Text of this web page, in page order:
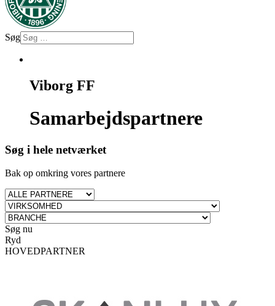
Søg
Viborg FF
Samarbejdspartnere
Søg i hele netværket
Bak op omkring vores partnere
Søg nu
Ryd
HOVEDPARTNER